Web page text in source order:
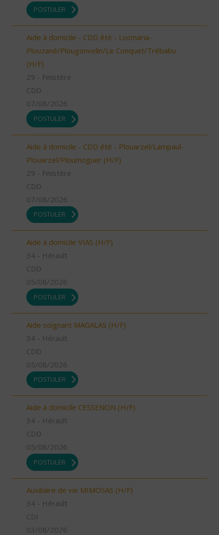
POSTULER
Aide à domicile - CDD été - Locmaria-
Plouzané/Plougonvelin/Le Conquet/Trébabu
(H/F)
29 - Finistère
CDD
07/08/2026
POSTULER
Aide à domicile - CDD été - Plouarzel/Lampaul-
Plouarzel/Ploumoguer (H/F)
29 - Finistère
CDD
07/08/2026
POSTULER
Aide à domicile VIAS (H/F)
34 - Hérault
CDD
05/08/2026
POSTULER
Aide soignant MAGALAS (H/F)
34 - Hérault
CDD
05/08/2026
POSTULER
Aide à domicile CESSENON (H/F)
34 - Hérault
CDD
05/08/2026
POSTULER
Auxiliaire de vie MIMOSAS (H/F)
34 - Hérault
CDI
03/08/2026